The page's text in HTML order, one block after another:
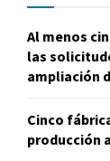
Al menos
las
ampliación
Cinco
producción